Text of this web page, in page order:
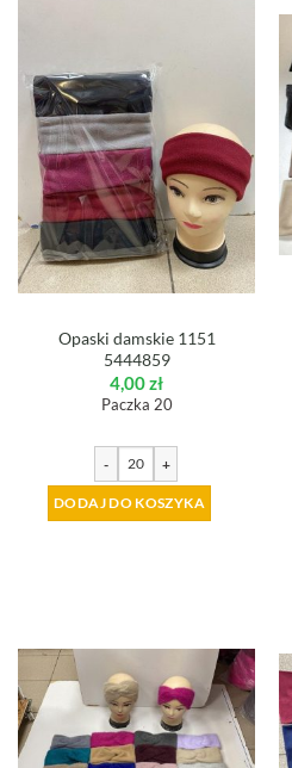
Opaski damskie 1151
5444859
4,00zł
Paczka 20
- +
DODAJ DO KOSZYKA